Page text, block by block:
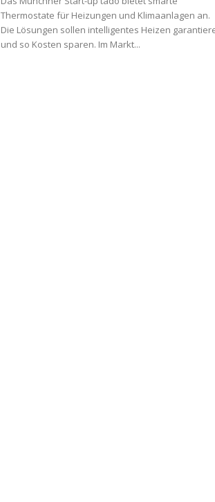
Thermostate für Heizungen und Klimaanlagen an.
Die Lösungen sollen intelligentes Heizen
und so Kosten sparen. Im Markt...